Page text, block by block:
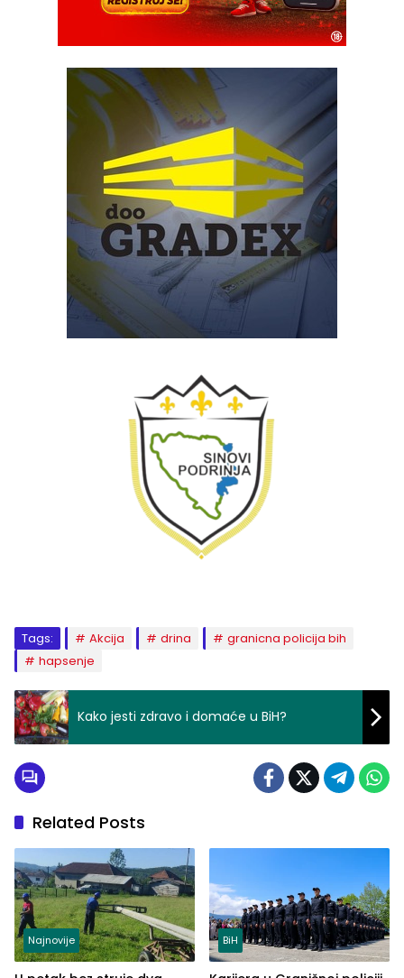
Tags: Akcija drina
granicna policija bih
hapsenje
Kako jesti zdravo i domaće u BiH?
Related Posts
Najnovije BiH